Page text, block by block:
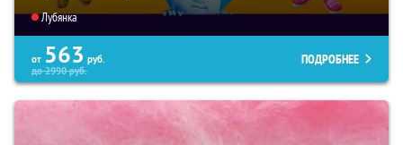
Лубянка
от 563 руб.
до2990руб.
ПОДРОБНЕЕ